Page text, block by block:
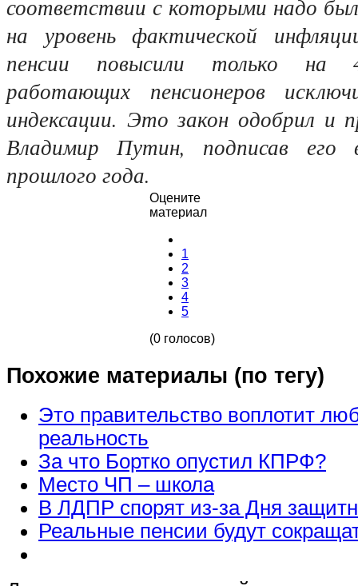
соответствии с которыми надо
на уровень фактической
пенсии повысили только
работающих пенсионеров
индексации. Это закон одобрил и
Владимир Путин, подписав его
прошлого года.
Оцените
материал
1
2
3
4
5
(0 голосов)
Похожие материалы (по тегу)
Это правительство воплотит
реальность
За что Бортко опустил КПРФ?
Место ЧП – школа
В ЛДПР спорят из-за Дня
Реальные пенсии будут